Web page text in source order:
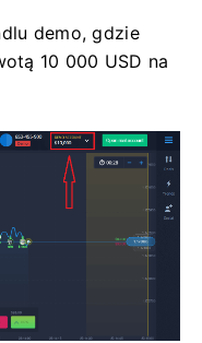
demo, gdzie
10 000 USD na